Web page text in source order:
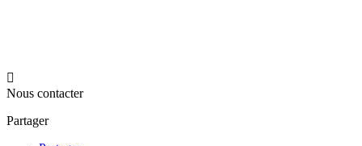

Nous contacter
Partager